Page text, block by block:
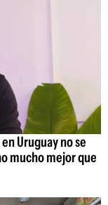
Uruguay no se
mucho mejor que